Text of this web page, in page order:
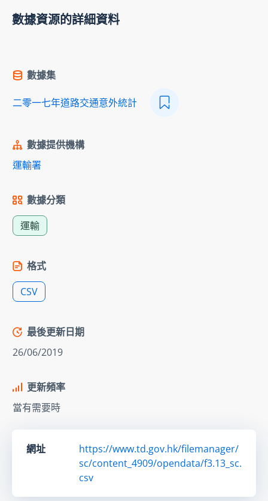
數據資源的詳細資料
數據集
二零一七年道路交通意外統計
數據提供機構
運輸署
數據分類
運輸
格式
CSV
最後更新日期
26/06/2019
更新頻率
當有需要時
網址
https://www.td.gov.hk/filemanager/
sc/content_4909/opendata/f3.13_sc.
csv